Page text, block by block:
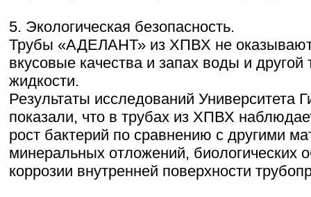
5. Экологическая безопасность.
Трубы «АДЕЛАНТ» из ХПВХ не оказывают
вкусовые качества и запах воды и другой
жидкости.
Результаты исследований Университета
показали, что в трубах из ХПВХ
рост бактерий по сравнению с другими
минеральных отложений, биологических
коррозии внутренней поверхности